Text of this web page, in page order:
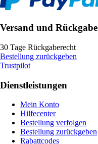
Versand und Rückgabe
30 Tage Rückgaberecht
Bestellung zurückgeben
Trustpilot
Dienstleistungen
Mein Konto
Hilfecenter
Bestellung verfolgen
Bestellung zurückgeben
Rabattcodes